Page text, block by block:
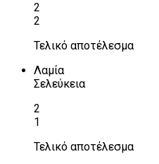
2
2
Τελικό αποτέλεσμα
Λαμία
Σελεύκεια
2
1
Τελικό αποτέλεσμα